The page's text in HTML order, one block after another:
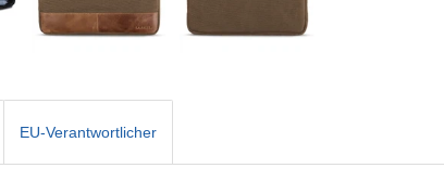
EU-Verantwortlicher